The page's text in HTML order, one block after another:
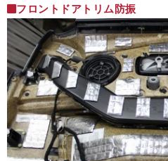
フロントドアトリム防振